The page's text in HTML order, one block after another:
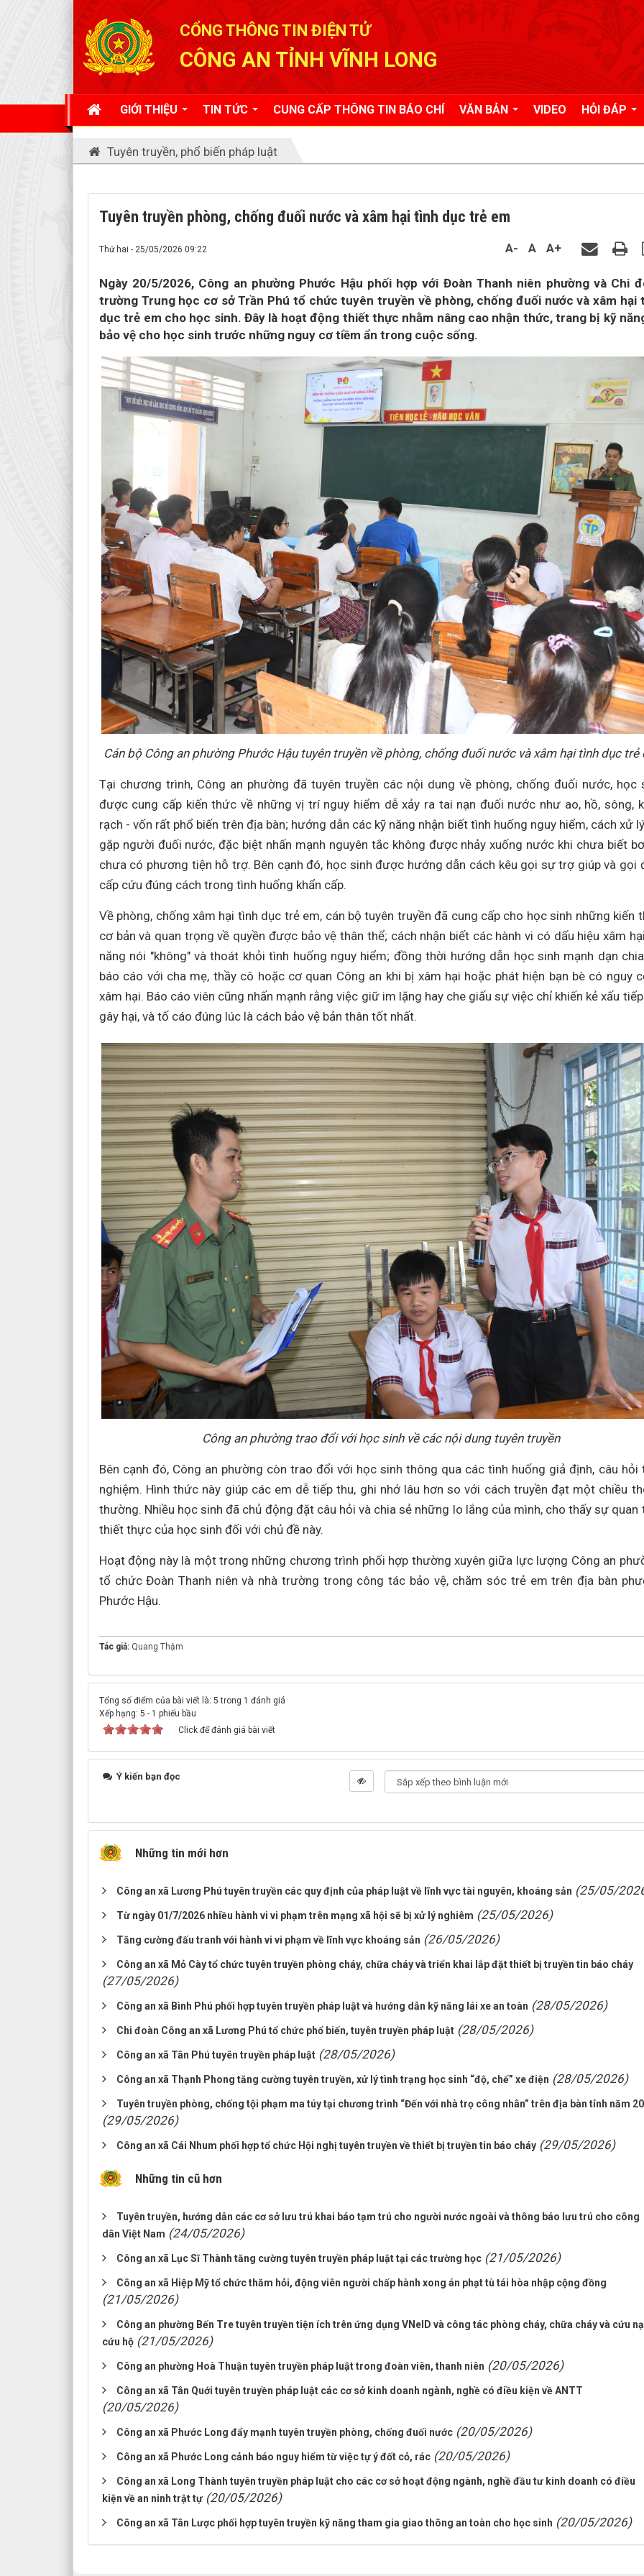
CỔNG THÔNG TIN ĐIỆN TỬ
CÔNG AN TỈNH VĨNH LONG
GIỚI THIỆU TIN TỨC CUNG CẤP THÔNG TIN BÁO CHÍ VĂN BẢN VIDEO HỎI ĐÁP
Tuyên truyền, phổ biến pháp luật
Tuyên truyền phòng, chống đuối nước và xâm hại tình dục trẻ em
Thứ hai - 25/05/2026 09:22 A- A A+
Ngày 20/5/2026, Công an phường Phước Hậu phối hợp với Đoàn Thanh niên phường và Chi
trường Trung học cơ sở Trần Phú tổ chức tuyên truyền về phòng, chống đuối nước và xâm hại
dục trẻ em cho học sinh. Đây là hoạt động thiết thực nhằm nâng cao nhận thức, trang bị kỹ
bảo vệ cho học sinh trước những nguy cơ tiềm ẩn trong cuộc sống.
Cán bộ Công an phường Phước Hậu tuyên truyền về phòng, chống đuối nước và xâm hại tình dục trẻ
Tại chương trình, Công an phường đã tuyên truyền các nội dung về phòng, chống đuối nước, học
được cung cấp kiến thức về những vị trí nguy hiểm dễ xảy ra tai nạn đuối nước như ao, hồ, sông,
rạch - vốn rất phổ biến trên địa bàn; hướng dẫn các kỹ năng nhận biết tình huống nguy hiểm, cách xử
gặp người đuối nước, đặc biệt nhấn mạnh nguyên tắc không được nhảy xuống nước khi chưa biết
chưa có phương tiện hỗ trợ. Bên cạnh đó, học sinh được hướng dẫn cách kêu gọi sự trợ giúp và gọi
cấp cứu đúng cách trong tình huống khẩn cấp.
Về phòng, chống xâm hại tình dục trẻ em, cán bộ tuyên truyền đã cung cấp cho học sinh những kiến
cơ bản và quan trọng về quyền được bảo vệ thân thể; cách nhận biết các hành vi có dấu hiệu xâm
năng nói "không" và thoát khỏi tình huống nguy hiểm; đồng thời hướng dẫn học sinh mạnh dạn
báo cáo với cha mẹ, thầy cô hoặc cơ quan Công an khi bị xâm hại hoặc phát hiện bạn bè có nguy
xâm hại. Báo cáo viên cũng nhấn mạnh rằng việc giữ im lặng hay che giấu sự việc chỉ khiến kẻ xấu
gây hại, và tố cáo đúng lúc là cách bảo vệ bản thân tốt nhất.
Công an phường trao đổi với học sinh về các nội dung tuyên truyền
Bên cạnh đó, Công an phường còn trao đổi với học sinh thông qua các tình huống giả định, câu hỏi
nghiệm. Hình thức này giúp các em dễ tiếp thu, ghi nhớ lâu hơn so với cách truyền đạt một chiều
thường. Nhiều học sinh đã chủ động đặt câu hỏi và chia sẻ những lo lắng của mình, cho thấy sự quan
thiết thực của học sinh đối với chủ đề này.
Hoạt động này là một trong những chương trình phối hợp thường xuyên giữa lực lượng Công an
tổ chức Đoàn Thanh niên và nhà trường trong công tác bảo vệ, chăm sóc trẻ em trên địa bàn
Phước Hậu.
Tác giả: Quang Thậm
Tổng số điểm của bài viết là: 5 trong 1 đánh giá
Xếp hạng: 5 - 1 phiếu bầu
Click để đánh giá bài viết
Ý kiến bạn đọc
Những tin mới hơn
Công an xã Lương Phú tuyên truyền các quy định của pháp luật về lĩnh vực tài nguyên, khoáng sản (25/05/
Từ ngày 01/7/2026 nhiều hành vi vi phạm trên mạng xã hội sẽ bị xử lý nghiêm (25/05/2026)
Tăng cường đấu tranh với hành vi vi phạm về lĩnh vực khoáng sản (26/05/2026)
Công an xã Mỏ Cày tổ chức tuyên truyền phòng cháy, chữa cháy và triển khai lắp đặt thiết bị truyền tin báo cháy
(27/05/2026)
Công an xã Bình Phú phối hợp tuyên truyền pháp luật và hướng dẫn kỹ năng lái xe an toàn (28/05/2026)
Chi đoàn Công an xã Lương Phú tổ chức phổ biến, tuyên truyền pháp luật (28/05/2026)
Công an xã Tân Phú tuyên truyền pháp luật (28/05/2026)
Công an xã Thạnh Phong tăng cường tuyên truyền, xử lý tình trạng học sinh “độ, chế” xe điện (28/05/2026)
Tuyên truyền phòng, chống tội phạm ma túy tại chương trình “Đến với nhà trọ công nhân” trên địa bàn tỉnh năm
(29/05/2026)
Công an xã Cái Nhum phối hợp tổ chức Hội nghị tuyên truyền về thiết bị truyền tin báo cháy (29/05/2026)
Những tin cũ hơn
Tuyên truyền, hướng dẫn các cơ sở lưu trú khai báo tạm trú cho người nước ngoài và thông báo lưu trú cho công
dân Việt Nam (24/05/2026)
Công an xã Lục Sĩ Thành tăng cường tuyên truyền pháp luật tại các trường học (21/05/2026)
Công an xã Hiệp Mỹ tổ chức thăm hỏi, động viên người chấp hành xong án phạt tù tái hòa nhập cộng đồng
(21/05/2026)
Công an phường Bến Tre tuyên truyền tiện ích trên ứng dụng VNeID và công tác phòng cháy, chữa cháy và cứu
cứu hộ (21/05/2026)
Công an phường Hoà Thuận tuyên truyền pháp luật trong đoàn viên, thanh niên (20/05/2026)
Công an xã Tân Quới tuyên truyền pháp luật các cơ sở kinh doanh ngành, nghề có điều kiện về ANTT
(20/05/2026)
Công an xã Phước Long đẩy mạnh tuyên truyền phòng, chống đuối nước (20/05/2026)
Công an xã Phước Long cảnh báo nguy hiểm từ việc tự ý đốt cỏ, rác (20/05/2026)
Công an xã Long Thành tuyên truyền pháp luật cho các cơ sở hoạt động ngành, nghề đầu tư kinh doanh có điều
kiện về an ninh trật tự (20/05/2026)
Công an xã Tân Lược phối hợp tuyên truyền kỹ năng tham gia giao thông an toàn cho học sinh (20/05/2026)